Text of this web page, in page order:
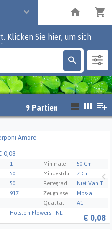
Klicken Sie hier, um sich
9 Partien
Amore
0,08
1
50 Cm
50
7 Cm
50 Reifegrad
Niet Van Toepassing
917
Mps-a
Qualität
A1
Holstein Flowers - NL
€ 0,08